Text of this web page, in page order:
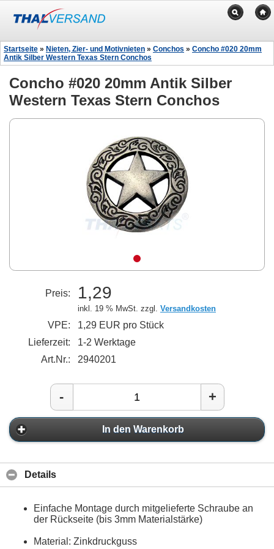
Startseite » Nieten, Zier- und Motivnieten » Conchos » Concho #020 20mm
Antik Silber Western Texas Stern Conchos
Concho #020 20mm Antik Silber
Western Texas Stern Conchos
Preis: 1,29
inkl. 19 % MwSt. zzgl. Versandkosten
VPE:
1,29 EUR pro Stück
Lieferzeit:
1-2 Werktage
Art.Nr.:
2940201
- +
In den Warenkorb
Details
Einfache Montage durch mitgelieferte Schraube an
der Rückseite (bis 3mm Materialstärke)
Material: Zinkdruckguss